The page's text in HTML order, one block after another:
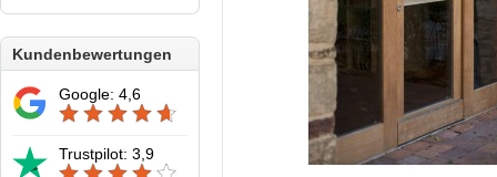
Kundenbewertungen
Google: 4,6
Trustpilot: 3,9